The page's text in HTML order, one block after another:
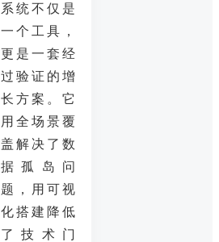
系统不仅是
一个工具，
更是一套经
过验证的增
长方案。它
用全场景覆
盖解决了数
据孤岛问
题，用可视
化搭建降低
了技术门